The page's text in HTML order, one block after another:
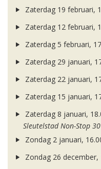
Zaterdag 19 februari,
Zaterdag 12 februari,
Zaterdag 5 februari,
Zaterdag 29 januari,
Zaterdag 22 januari,
Zaterdag 15 januari,
Zaterdag 8 januari,
Sleutelstad Non-Stop 30
Zondag 2 januari,
Zondag 26 december,